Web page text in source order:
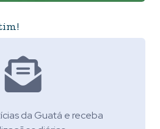
da Guatá e receba